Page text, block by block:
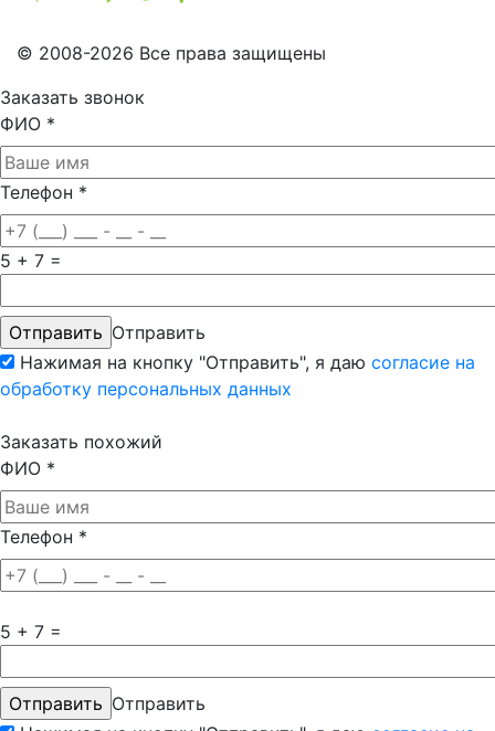
© 2008-2026 Все права защищены
Заказать звонок
ФИО *
Телефон *
5 + 7 =
Отправить
Нажимая на кнопку "Отправить", я даю согласие на
обработку персональных данных
Заказать похожий
ФИО *
Телефон *
5 + 7 =
Отправить